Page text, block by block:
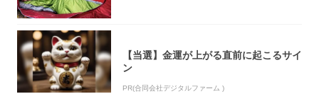
【当選】金運が上がる直前に起こるサイ
ン
PR(合同会社デジタルファーム )